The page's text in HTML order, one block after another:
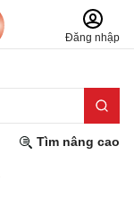
Đăng nhập
Tìm nâng cao